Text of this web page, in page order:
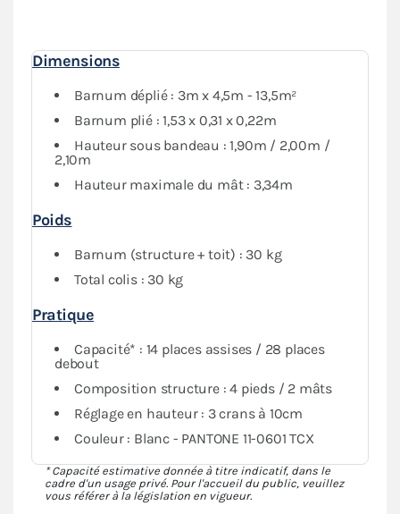
Dimensions
Barnum déplié : 3m x 4,5m - 13,5m²
Barnum plié : 1,53 x 0,31 x 0,22m
Hauteur sous bandeau : 1,90m / 2,00m /
2,10m
Hauteur maximale du mât : 3,34m
Poids
Barnum (structure + toit) : 30 kg
Total colis : 30 kg
Pratique
Capacité* : 14 places assises / 28 places
debout
Composition structure : 4 pieds / 2 mâts
Réglage en hauteur : 3 crans à 10cm
Couleur : Blanc - PANTONE 11-0601 TCX
* Capacité estimative donnée à titre indicatif, dans le
cadre d'un usage privé. Pour l'accueil du public, veuillez
vous référer à la législation en vigueur.